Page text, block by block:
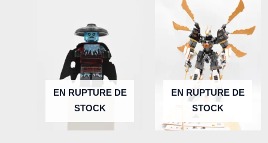
EN RUPTURE DE
STOCK
EN RUPTURE DE
STOCK